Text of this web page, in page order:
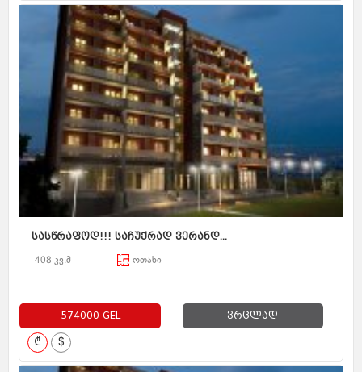
სასწრაფოდ!!! საჩუქრად ვერანდ...
408 კვ.მ ოთახი
574000 GEL ვრცლად
₾ $